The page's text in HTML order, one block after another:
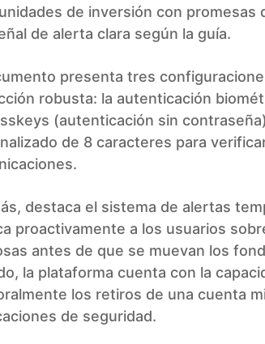
de inversión con promesas
de alerta clara según la guía.
presenta tres
robusta: la autenticación
(autenticación sin
de 8 caracteres para
destaca el sistema de alertas
proactivamente a los usuarios
antes de que se muevan los
la plataforma cuenta con la
los retiros de una cuenta
de seguridad.